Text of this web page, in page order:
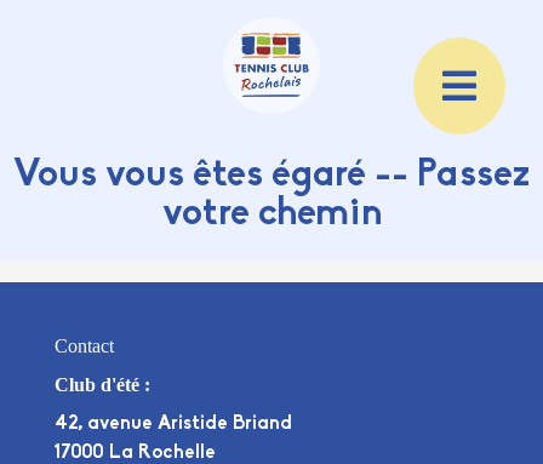
Vous vous êtes égaré -- Passez
votre chemin
Contact
Club d'été :
42, avenue Aristide Briand
17000 La Rochelle